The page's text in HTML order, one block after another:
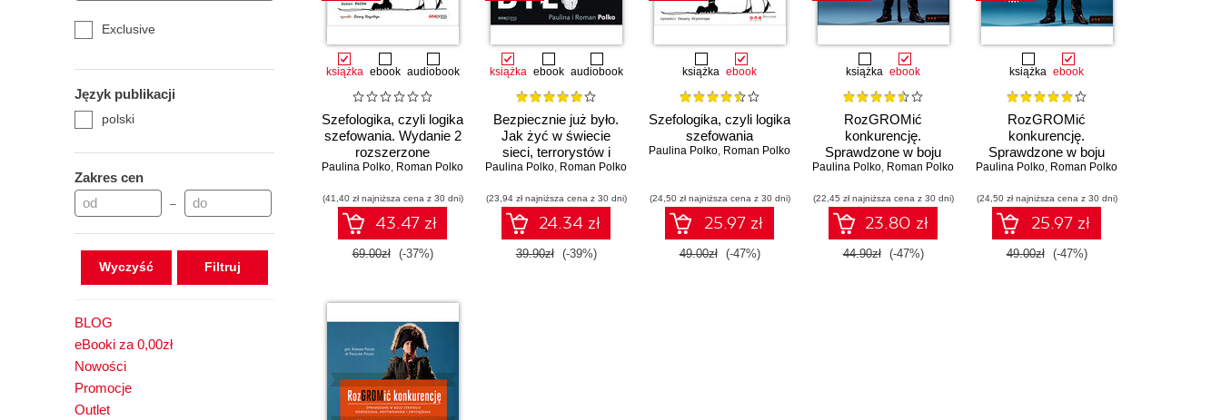
Exclusive
Język publikacji
polski
Zakres cen
–
Wyczyść
BLOG
eBooki za 0,00zł
Nowości
Promocje
Outlet
książka ebook audiobook
Szefologika, czyli logika
szefowania. Wydanie 2
rozszerzone
Paulina Polko, Roman Polko
(41,40 zł najniższa cena z 30 dni)
43.47 zł
69.00zł (-37%)
książka ebook audiobook
Bezpiecznie już było.
Jak żyć w świecie
sieci, terrorystów i
ciągłej niepewności
Paulina Polko, Roman Polko
(23,94 zł najniższa cena z 30 dni)
24.34 zł
39.90zł (-39%)
książka ebook
Szefologika, czyli logika
szefowania
Paulina Polko, Roman Polko
(24,50 zł najniższa cena z 30 dni)
25.97 zł
49.00zł (-47%)
książka ebook
RozGROMić
konkurencję.
Sprawdzone w boju
strategie dowodzenia,
zwyciężania
Paulina Polko, Roman Polko
(22,45 zł najniższa cena z 30 dni)
23.80 zł
44.90zł (-47%)
książka ebook
RozGROMić
konkurencję.
Sprawdzone w boju
strategie dowodzenia,
zwyciężania. Wydanie
II rozszerzone
Paulina Polko, Roman Polko
(24,50 zł najniższa cena z 30 dni)
25.97 zł
49.00zł (-47%)